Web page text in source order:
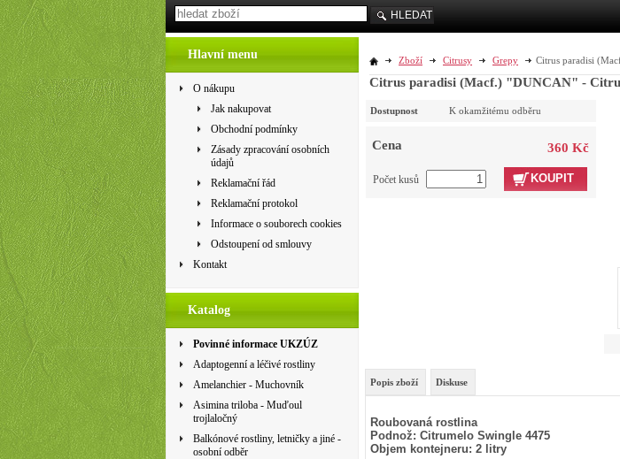
Hlavní menu
O nákupu
Jak nakupovat
Obchodní podmínky
Zásady zpracování osobních
údajů
Reklamační řád
Reklamační protokol
Informace o souborech cookies
Odstoupení od smlouvy
Kontakt
Katalog
Povinné informace UKZÚZ
Adaptogenní a léčivé rostliny
Amelanchier - Muchovník
Asimina triloba - Muďoul
trojlaločný
Balkónové rostliny, letničky a jiné -
osobní odběr
Zboží Citrusy Grepy Citrus paradisi
Citrus paradisi (Macf.) "DUNCAN" -
Dostupnost K okamžitému odběru
Cena 360 Kč
KOUPIT
Počet kusů
Popis zboží Diskuse
Roubovaná rostlina
Podnož: Citrumelo Swingle 4475
Objem kontejneru: 2 litry
HLEDAT